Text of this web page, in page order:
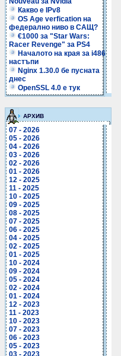
Какво е IPv8
OS Age verfication на
федерално ниво в САЩ?
€1000 за "Star Wars:
Racer Revenge" за PS4
Началото на края за i486
настъпи
Nginx 1.30.0 бе пусната
днес
OpenSSL 4.0 е тук
АРХИВ
07 - 2026
05 - 2026
04 - 2026
03 - 2026
02 - 2026
01 - 2026
12 - 2025
11 - 2025
10 - 2025
09 - 2025
08 - 2025
07 - 2025
06 - 2025
04 - 2025
02 - 2025
01 - 2025
10 - 2024
09 - 2024
05 - 2024
02 - 2024
01 - 2024
12 - 2023
11 - 2023
10 - 2023
07 - 2023
06 - 2023
05 - 2023
03 - 2023